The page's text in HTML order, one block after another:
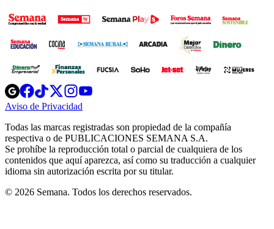
Opens
in
new
Opens
in
new
Opens
in
new
window
Opens
new
windowwindow
Aviso de Privacidad
new
window
Todas las marcas registradas son propiedad de la compañía
respectiva o de PUBLICACIONES SEMANA S.A.
Se prohíbe la reproducción total o parcial de cualquiera de los
contenidos que aquí aparezca, así como su traducción a cualquier
idioma sin autorización escrita por su titular.
© 2026 Semana. Todos los derechos reservados.